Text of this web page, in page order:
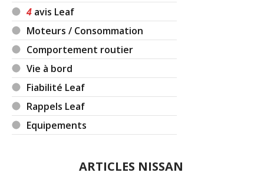
4 avis Leaf
Moteurs / Consommation
Comportement routier
Vie à bord
Fiabilité Leaf
Rappels Leaf
Equipements
ARTICLES NISSAN